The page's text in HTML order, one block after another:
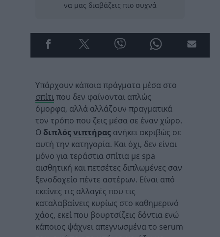
να μας διαβάζεις πιο συχνά
Υπάρχουν κάποια πράγματα μέσα στο
σπίτιπου δεν φαίνονται απλώς
όμορφα, αλλά αλλάζουν πραγματικά
τον τρόπο που ζεις μέσα σε έναν χώρο.
Ο διπλόςνιπτήρας ανήκει ακριβώς σε
αυτή την κατηγορία. Και όχι, δεν είναι
μόνο για τεράστια σπίτια με spa
αισθητική και πετσέτες διπλωμένες σαν
ξενοδοχείο πέντε αστέρων. Είναι από
εκείνες τις αλλαγές που τις
καταλαβαίνεις κυρίως στο καθημερινό
χάος, εκεί που βουρτσίζεις δόντια ενώ
κάποιος ψάχνει απεγνωσμένα το serum